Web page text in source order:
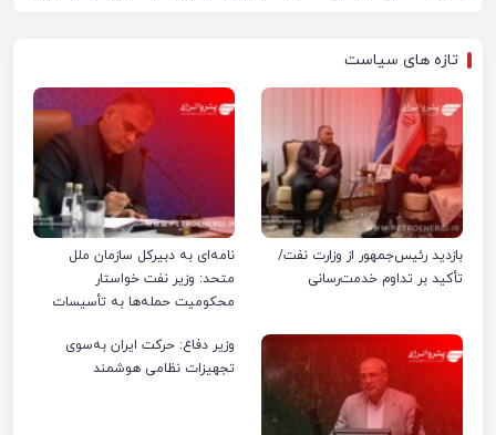
تازه های سیاست
بازدید رئیس‌جمهور از وزارت نفت/
تأکید بر تداوم خدمت‌رسانی
نامه‌ای به دبیرکل سازمان ملل
متحد: وزیر نفت خواستار
محکومیت حمله‌ها به تأسیسات
وزیر دفاع: حرکت ایران به‌سوی
تجهیزات نظامی هوشمند